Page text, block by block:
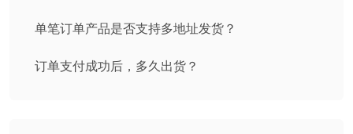
单笔订单产品是否支持多地址发货？
订单支付成功后，多久出货？